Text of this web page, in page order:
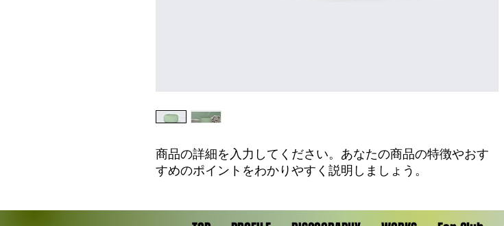
商品の詳細を入力してください。あなたの商品の特徴やおす
すめのポイントをわかりやすく説明しましょう。